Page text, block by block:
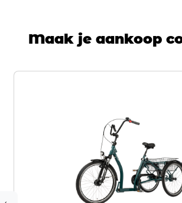
Maak je aankoop